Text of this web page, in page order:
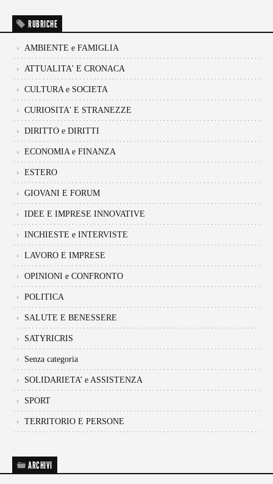
RUBRICHE
AMBIENTE e FAMIGLIA
ATTUALITA' E CRONACA
CULTURA e SOCIETA
CURIOSITA' E STRANEZZE
DIRITTO e DIRITTI
ECONOMIA e FINANZA
ESTERO
GIOVANI E FORUM
IDEE E IMPRESE INNOVATIVE
INCHIESTE e INTERVISTE
LAVORO E IMPRESE
OPINIONI e CONFRONTO
POLITICA
SALUTE E BENESSERE
SATYRICRIS
Senza categoria
SOLIDARIETA’ e ASSISTENZA
SPORT
TERRITORIO E PERSONE
ARCHIVI